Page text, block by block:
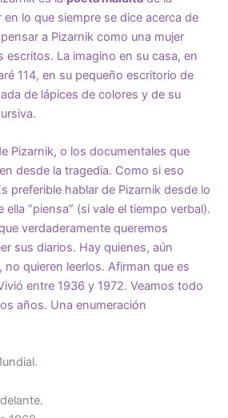
lo que siempre se dice acerca de
a Pizarnik como una mujer
escritos. La imagino en su casa, en
114, en su pequeño escritorio de
de lápices de colores y de su
Pizarnik, o los documentales que
desde la tragedia. Como si eso
preferible hablar de Pizarnik desde lo
ella “piensa” (si vale el tiempo verbal).
verdaderamente queremos
sus diarios. Hay quienes, aún
quieren leerlos. Afirman que es
entre 1936 y 1972. Veamos todo
años. Una enumeración